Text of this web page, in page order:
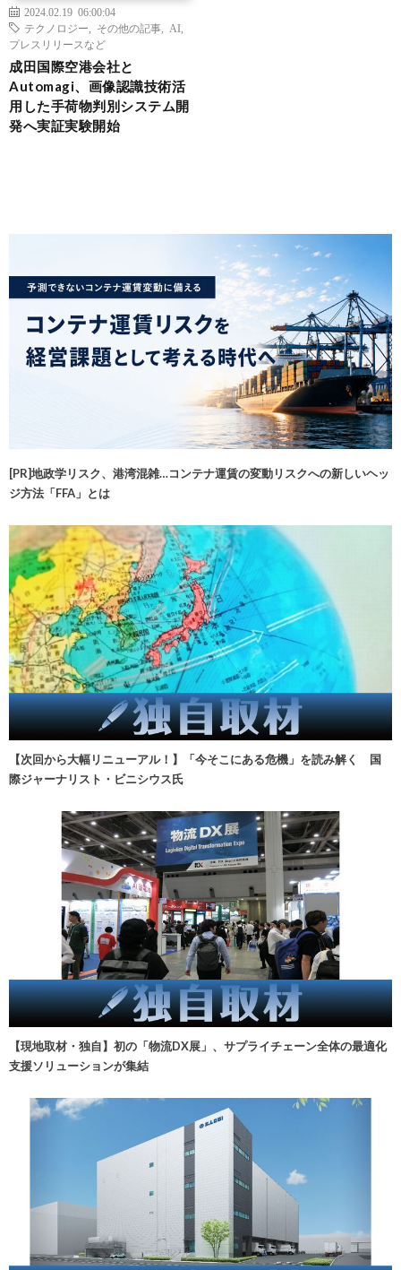
2024.02.19 06:00:04
テクノロジー
その他の記事 AI
プレスリリースなど
成田国際空港会社と
Automagi、画像認識技術活
用した手荷物判別システム開
発へ実証実験開始
[PR]地政学リスク、港湾混雑…コンテナ運賃の変動リスクへの新しいヘッ
ジ方法「FFA」とは
【次回から大幅リニューアル！】「今そこにある危機」を読み解く 国
際ジャーナリスト・ビニシウス氏
【現地取材・独自】初の「物流DX展」、サプライチェーン全体の最適化
支援ソリューションが集結